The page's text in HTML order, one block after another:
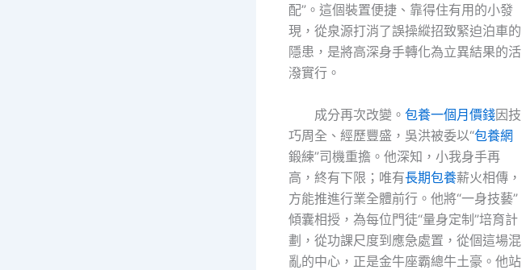
配”。這個裝置便捷、靠得住有用的小發
現，從泉源打消了誤操縱招致緊迫泊車的
隱患，是將高深身手轉化為立異結果的活
潑實行。
成分再次改變。 包養一個月價錢因技
巧周全、經歷豐盛，吳洪被委以“包養網
鍛練”司機重擔。他深知，小我身手再
高，終有下限；唯有長期包養薪火相傳，
方能推進行業全體前行。他將“一身技藝”
傾囊相授，為每位門徒“量身定制”培育計
劃，從功課尺度到應急處置，從個這場混
亂的中心，正是金牛座霸總牛土豪。他站